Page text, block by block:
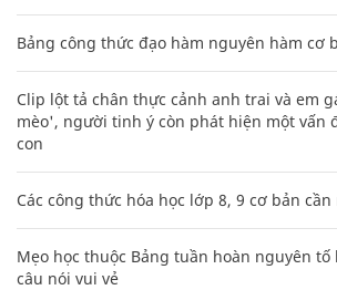
Bảng công thức đạo hàm nguyên hàm cơ
Clip lột tả chân thực cảnh anh trai và em
mèo', người tinh ý còn phát hiện một vấn
con
Các công thức hóa học lớp 8, 9 cơ bản
Mẹo học thuộc Bảng tuần hoàn nguyên
câu nói vui vẻ